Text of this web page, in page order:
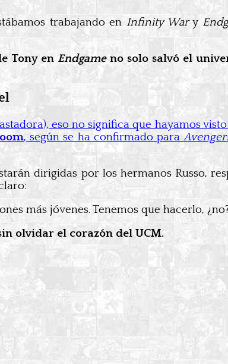
trabajando en Infinity Wary
Tony en Endgameno solo salvó el
eso no significa que hayamos
, según se ha confirmado para
dirigidas por los hermanos Russo,
más jóvenes. Tenemos que hacerlo,
olvidar el corazón del UCM.